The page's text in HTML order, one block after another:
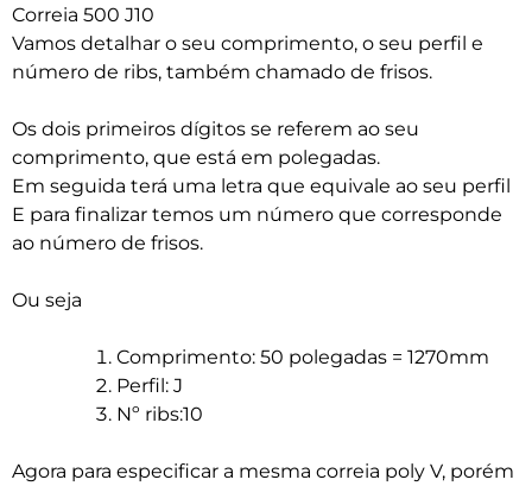
Correia 500 J10
Vamos detalhar o seu comprimento, o seu perfil e
número de ribs, também chamado de frisos.
Os dois primeiros dígitos se referem ao seu
comprimento, que está em polegadas.
Em seguida terá uma letra que equivale ao seu perfil
E para finalizar temos um número que corresponde
ao número de frisos.
Ou seja
Comprimento: 50 polegadas = 1270mm
Perfil: J
Nº ribs:10
Agora para especificar a mesma correia poly V, porém